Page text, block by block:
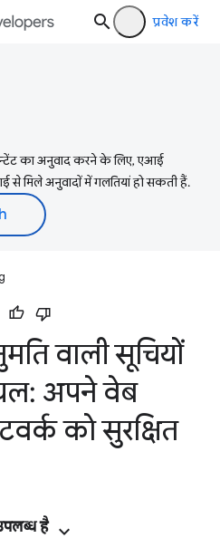
प्रवेश करें
का अनुवाद करने के लिए, एआई
से मिले अनुवादों में गलतियां हो सकती हैं.
वाली सूचियों
अपने वेब
को सुरक्षित
है